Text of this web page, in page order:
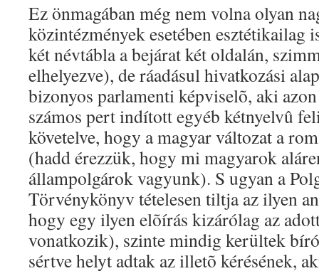
Ez önmagában még nem volna olyan
közintézmények esetében esztétikailag
két névtábla a bejárat két oldalán,
elhelyezve), de ráadásul hivatkozási
bizonyos parlamenti képviselõ, aki
számos pert indított egyéb kétnyelvû
követelve, hogy a magyar változat a
(hadd érezzük, hogy mi magyarok
állampolgárok vagyunk). S ugyan a
Törvénykönyv tételesen tiltja az ilyen
hogy egy ilyen elõírás kizárólag az
vonatkozik), szinte mindig kerültek
sértve helyt adtak az illetõ kérésének,